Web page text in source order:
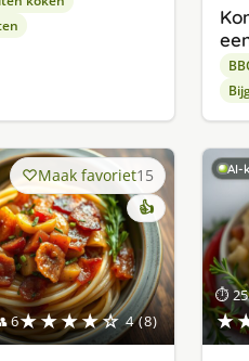
6★★★★☆ 4 (8)
Maak favoriet15
👍
AI-
⏱